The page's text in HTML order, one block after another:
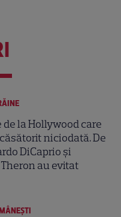
de la Hollywood care
niciodată. De
DiCaprio și
au evitat